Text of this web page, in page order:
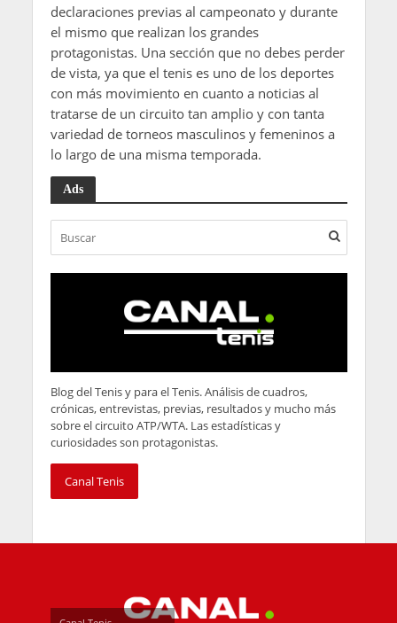
declaraciones previas al campeonato y durante
el mismo que realizan los grandes
protagonistas. Una sección que no debes perder
de vista, ya que el tenis es uno de los deportes
con más movimiento en cuanto a noticias al
tratarse de un circuito tan amplio y con tanta
variedad de torneos masculinos y femeninos a
lo largo de una misma temporada.
Ads
Blog del Tenis y para el Tenis. Análisis de cuadros,
crónicas, entrevistas, previas, resultados y mucho más
sobre el circuito ATP/WTA. Las estadísticas y
curiosidades son protagonistas.
Canal Tenis